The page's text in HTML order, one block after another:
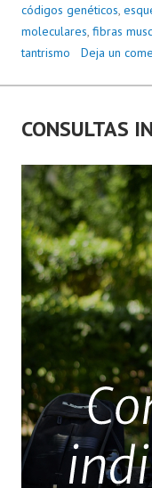
códigos genéticos
moleculares fibras
tantrismo
Deja un
CONSULTAS